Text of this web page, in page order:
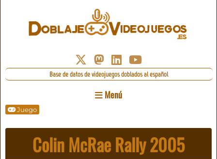
Base de datos de videojuegos doblados al español
Menú
Juego
Colin McRae Rally 2005